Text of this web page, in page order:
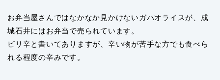
お弁当屋さんではなかなか見かけないガパオライスが、成
城石井にはお弁当で売られています。
ピリ辛と書いてありますが、辛い物が苦手な方でも食べら
れる程度の辛みです。